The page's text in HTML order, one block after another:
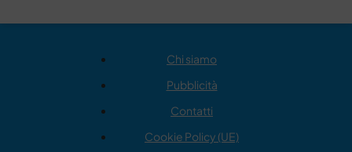
Chi siamo
Pubblicità
Contatti
Cookie Policy (UE)